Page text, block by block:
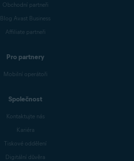
Obchodní partneři
Blog Avast Business
Affiliate partneři
Pro partnery
Mobilní operátoři
Společnost
Kontaktujte nás
Kariéra
Tiskové oddělení
Digitální důvěra